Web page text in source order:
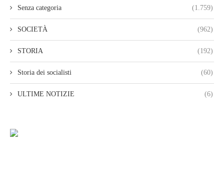
Senza categoria (1.759)
SOCIETÀ (962)
STORIA (192)
Storia dei socialisti (60)
ULTIME NOTIZIE (6)